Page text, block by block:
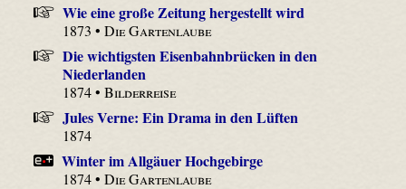
Wie eine große Zeitung hergestellt wird
1873 •Die Gartenlaube
Die wichtigsten Eisenbahnbrücken in den
Niederlanden
1874 •Bilderreise
Jules Verne: Ein Drama in den Lüften
1874
Winter im Allgäuer Hochgebirge
1874 •Die Gartenlaube